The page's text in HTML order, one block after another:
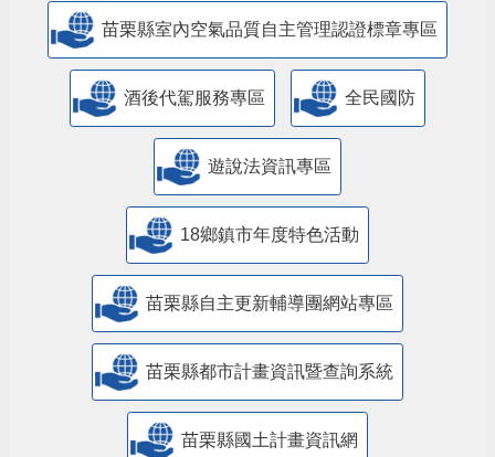
苗栗縣室內空氣品質自主管理認證標章專區
酒後代駕服務專區 全民國防
遊說法資訊專區
18鄉鎮市年度特色活動
苗栗縣自主更新輔導團網站專區
苗栗縣都市計畫資訊暨查詢系統
苗栗縣國土計畫資訊網